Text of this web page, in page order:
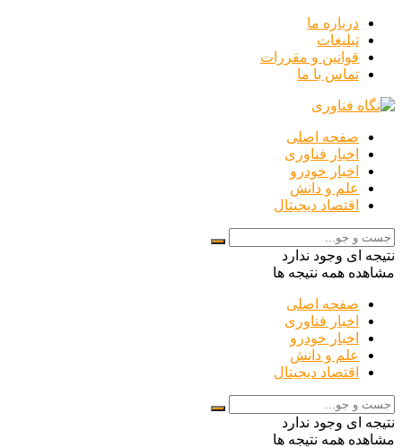
درباره ما
تبلیغات
قوانین و مقررات
تماس با ما
صفحه اصلی
اخبار فناوری
اخبار خودرو
علم و دانش
اقتصاد دیجیتال
نتیجه ای وجود ندارد
مشاهده همه نتیجه ها
صفحه اصلی
اخبار فناوری
اخبار خودرو
علم و دانش
اقتصاد دیجیتال
نتیجه ای وجود ندارد
مشاهده همه نتیجه ها